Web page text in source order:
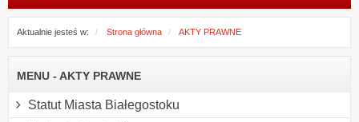
Aktualnie jesteś w: Strona główna AKTY PRAWNE
MENU - AKTY PRAWNE
Statut Miasta Białegostoku